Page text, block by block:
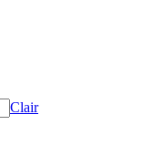
Clair